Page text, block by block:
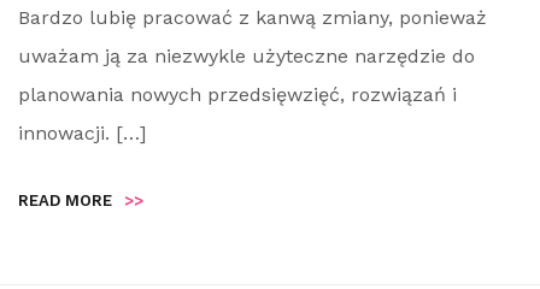
Bardzo lubię pracować z kanwą zmiany, ponieważ
uważam ją za niezwykle użyteczne narzędzie do
planowania nowych przedsięwzięć, rozwiązań i
innowacji. […]
READ MORE >>